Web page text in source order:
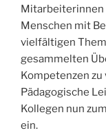
Mitarbeiterinnen
Menschen mit
vielfältigen
gesammelten
Kompetenzen
Pädagogische
Kollegen nun
ein.